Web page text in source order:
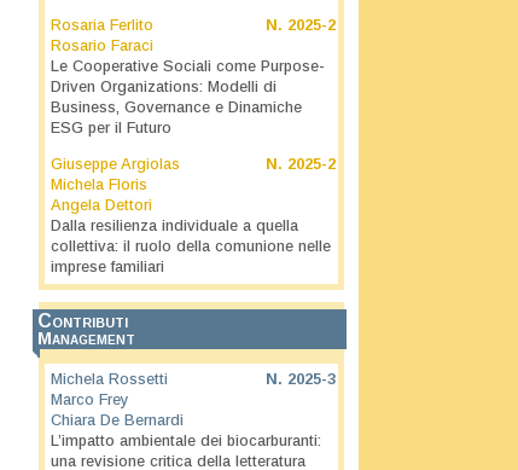
N. 2025-2
Rosaria Ferlito
Rosario Faraci
Le Cooperative Sociali come Purpose-
Driven Organizations: Modelli di
Business, Governance e Dinamiche
ESG per il Futuro
N. 2025-2
Giuseppe Argiolas
Michela Floris
Angela Dettori
Dalla resilienza individuale a quella
collettiva: il ruolo della comunione nelle
imprese familiari
Contributi
Management
N. 2025-3
Michela Rossetti
Marco Frey
Chiara De Bernardi
L’impatto ambientale dei biocarburanti:
una revisione critica della letteratura